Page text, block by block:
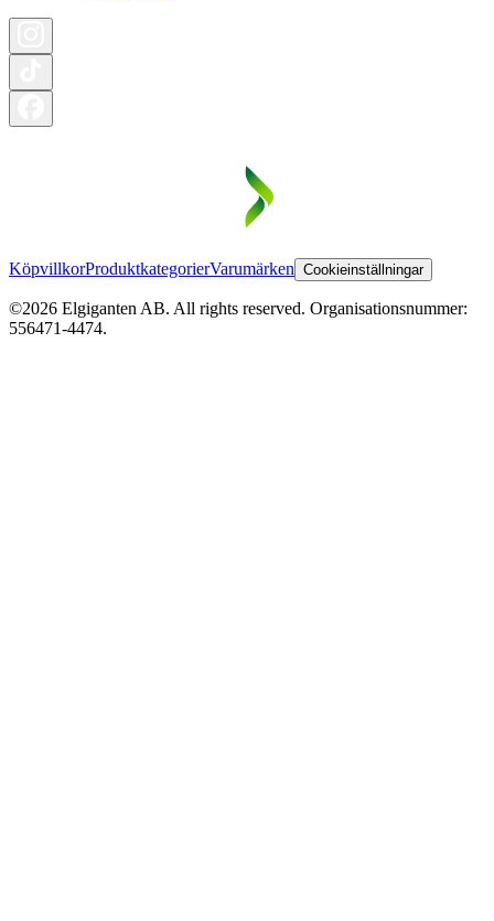
KöpvillkorProduktkategorierVarumärken Cookieinställningar
©2026 Elgiganten AB. All rights reserved. Organisationsnummer:
556471-4474.